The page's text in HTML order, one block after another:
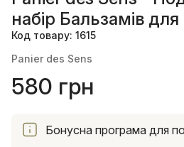
набір Бальзамів для
Код товару: 1615
Panier des Sens
580 грн
Бонусна програма для